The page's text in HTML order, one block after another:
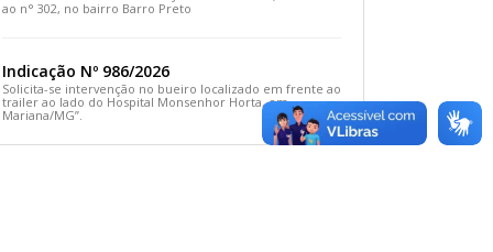
ao n° 302, no bairro Barro Preto
Indicação Nº 986/2026
Solicita-se intervenção no bueiro localizado em frente ao
trailer ao lado do Hospital Monsenhor Horta, em
Mariana/MG”.